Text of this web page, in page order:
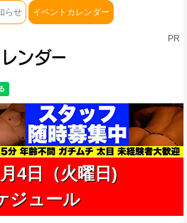
らせ イベントカレンダー
PR
4日（火曜日)
ジュール